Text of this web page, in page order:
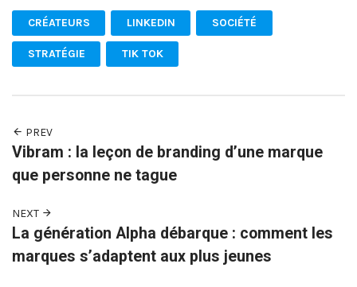
CRÉATEURS LINKEDIN SOCIÉTÉ
STRATÉGIE TIK TOK
PREV
Vibram : la leçon de branding d’une marque
que personne ne tague
NEXT
La génération Alpha débarque : comment les
marques s’adaptent aux plus jeunes